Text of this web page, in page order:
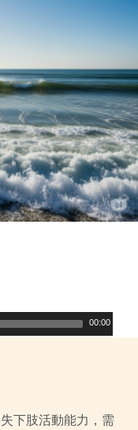
00:00
下肢活動能力，需